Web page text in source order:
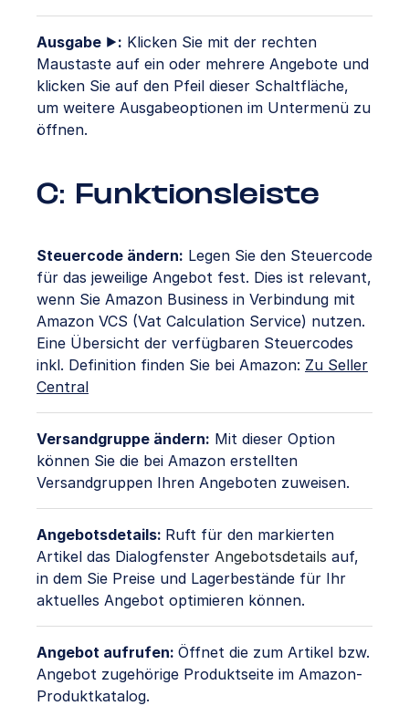
Ausgabe ⯈: Klicken Sie mit der rechten
Maustaste auf ein oder mehrere Angebote und
klicken Sie auf den Pfeil dieser Schaltfläche,
um weitere Ausgabeoptionen im Untermenü zu
öffnen.
C: Funktionsleiste
Steuercode ändern: Legen Sie den Steuercode
für das jeweilige Angebot fest. Dies ist relevant,
wenn Sie Amazon Business in Verbindung mit
Amazon VCS (Vat Calculation Service) nutzen.
Eine Übersicht der verfügbaren Steuercodes
inkl. Definition finden Sie bei Amazon: Zu Seller
Central
Versandgruppe ändern: Mit dieser Option
können Sie die bei Amazon erstellten
Versandgruppen Ihren Angeboten zuweisen.
Angebotsdetails: Ruft für den markierten
Artikel das Dialogfenster Angebotsdetails auf,
in dem Sie Preise und Lagerbestände für Ihr
aktuelles Angebot optimieren können.
Angebot aufrufen: Öffnet die zum Artikel bzw.
Angebot zugehörige Produktseite im Amazon-
Produktkatalog.